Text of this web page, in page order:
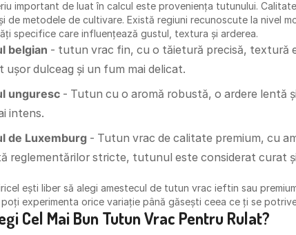
important de luat în calcul este proveniența tutunului.
de metodele de cultivare. Există regiuni recunoscute la nivel
specifice care influențează gustul, textura și arderea.
belgian - tutun vrac fin, cu o tăietură precisă, textură
ușor dulceag și un fum mai delicat.
unguresc - Tutun cu o aromă robustă, o ardere lentă
intens.
de Luxemburg - Tutun vrac de calitate premium, cu
reglementărilor stricte, tutunul este considerat curat
ești liber să alegi amestecul de tutun vrac ieftin sau
experimenta orice variație până găsești ceea ce ți se
Cel Mai Bun Tutun Vrac Pentru Rulat?